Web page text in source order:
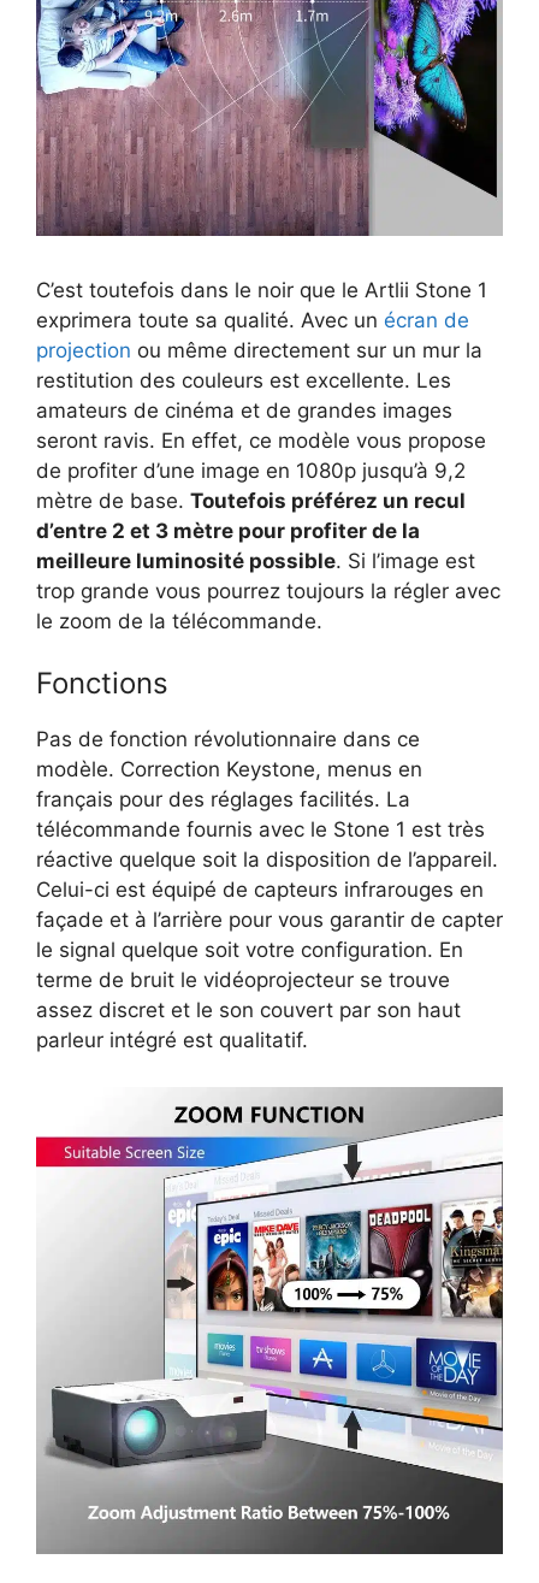
C’est toutefois dans le noir que le Artlii Stone 1
exprimera toute sa qualité. Avec un écran de
projection ou même directement sur un mur la
restitution des couleurs est excellente. Les
amateurs de cinéma et de grandes images
seront ravis. En effet, ce modèle vous propose
de profiter d’une image en 1080p jusqu’à 9,2
mètre de base. Toutefois préférez un recul
d’entre 2 et 3 mètre pour profiter de la
meilleure luminosité possible. Si l’image est
trop grande vous pourrez toujours la régler avec
le zoom de la télécommande.
Fonctions
Pas de fonction révolutionnaire dans ce
modèle. Correction Keystone, menus en
français pour des réglages facilités. La
télécommande fournis avec le Stone 1 est très
réactive quelque soit la disposition de l’appareil.
Celui-ci est équipé de capteurs infrarouges en
façade et à l’arrière pour vous garantir de capter
le signal quelque soit votre configuration. En
terme de bruit le vidéoprojecteur se trouve
assez discret et le son couvert par son haut
parleur intégré est qualitatif.